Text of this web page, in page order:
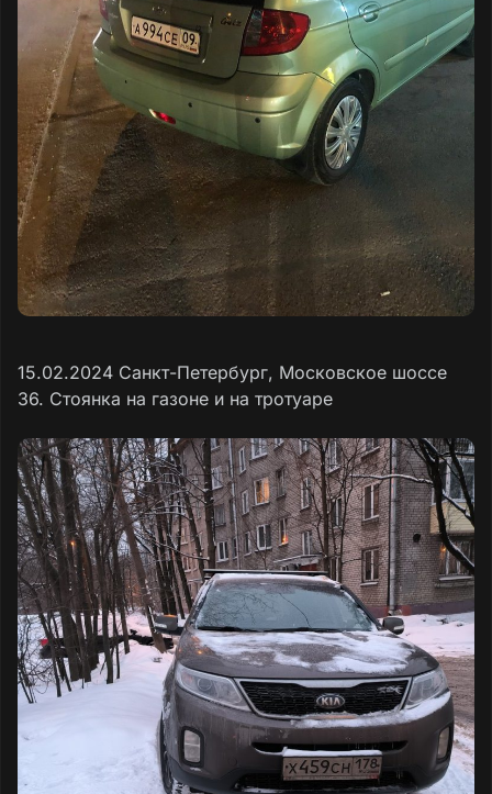
15.02.2024 Санкт-Петербург, Московское шоссе
36. Стоянка на газоне и на тротуаре